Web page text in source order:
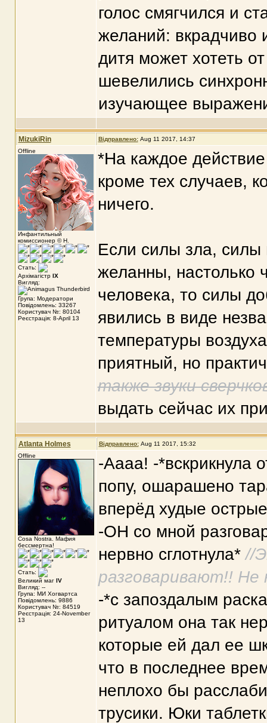
голос смягчился и
желаний: вкрадчиво
дитя может хотеть
шевелились
изучающее
MizukiRin Відправлено: Aug 11 2017, 14:37
Offline
Инфантильный
комиссионер © Н.
Стать:
Архімагістр IX
Вигляд:
Група: Модератори
Повідомлень: 33267
Користувач №: 80104
Реєстрація: 8-April 13
*На каждое
кроме тех случаев,
ничего.
Если силы зла, силы
желанны, настолько
человека, то силы
явились в виде
температуры
приятный, но
также звуки
выдать сейчас их
Atlanta Holmes Відправлено: Aug 11 2017, 15:32
Offline
Cosa Nostra. Мафия
бессмертна!
Стать:
Великий маг IV
Вигляд: --
Група: МИ Хогвартса
Повідомлень: 9886
Користувач №: 84519
Реєстрація: 24-November
13
-Аааа! -*вскрикнула
попу, ошарашено
вперёд худые
-ОН со мной
нервно сглотнула*//
разговаривают!!
-*с запоздалым
ритуалом она так
которые ей дал ее
что в последнее
неплохо бы
трусики. Юки